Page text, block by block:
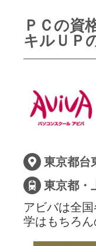
ＰＣの資
キルＵＰ
東京都台
東京都・
アビバは全
学はもちろ